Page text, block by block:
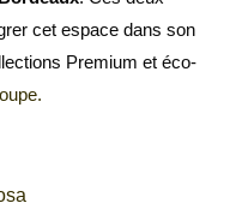
cet espace dans son
Premium et éco-